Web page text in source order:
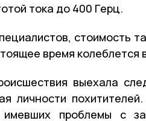
тока до 400 Герц.
стоимость
время колеблется
выехала
личности
проблемы с